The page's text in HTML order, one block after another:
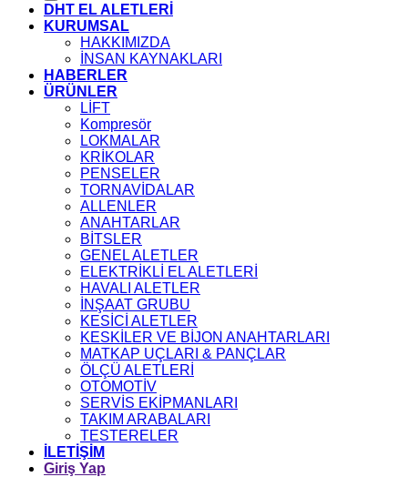
DHT EL ALETLERİ
KURUMSAL
HAKKIMIZDA
İNSAN KAYNAKLARI
HABERLER
ÜRÜNLER
LİFT
Kompresör
LOKMALAR
KRİKOLAR
PENSELER
TORNAVİDALAR
ALLENLER
ANAHTARLAR
BİTSLER
GENEL ALETLER
ELEKTRİKLİ EL ALETLERİ
HAVALI ALETLER
İNŞAAT GRUBU
KESİCİ ALETLER
KESKİLER VE BİJON ANAHTARLARI
MATKAP UÇLARI & PANÇLAR
ÖLÇÜ ALETLERİ
OTOMOTİV
SERVİS EKİPMANLARI
TAKIM ARABALARI
TESTERELER
İLETİŞİM
Giriş Yap